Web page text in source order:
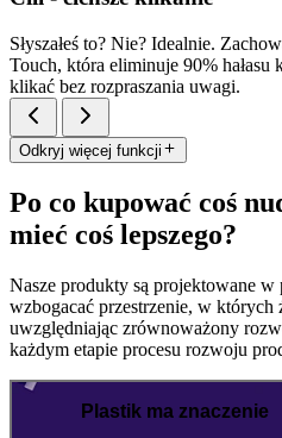
Słyszałeś to? Nie? Idealnie.
Touch, która eliminuje 90% hałasu
klikać bez rozpraszania uwagi.
Odkryj więcej funkcji
Po co kupować coś
mieć coś lepszego?
Nasze produkty są projektowane w
wzbogacać przestrzenie, w których
uwzględniając zrównoważony
każdym etapie procesu rozwoju
Plastik ma znaczenie